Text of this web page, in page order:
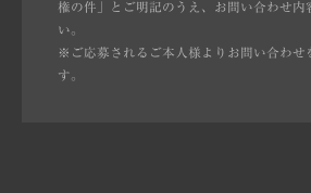
権の件」とご明記のうえ、お問い合わせ内
い。
※ご応募されるご本人様よりお問い合わせ
す。